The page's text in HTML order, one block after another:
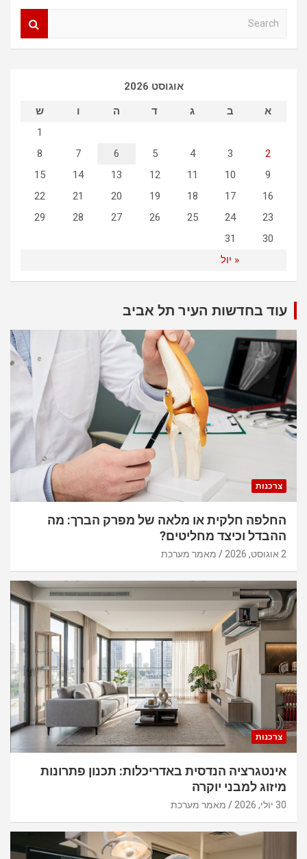
אוגוסט 2026
א
ב ג ד ה ו ש
« יול
1
2
3
4
5
6
7
8
9
10
11
12
13
14
15
16
17
18
19
20
21
22
23
24
25
26
27
28
29
30
31
עוד בחדשות העיר תל אביב
צרכנות
החלפה חלקית או מלאה של מפרק הברך: מה
ההבדל וכיצד מחליטים?
2 אוגוסט, 2026 מאמר מערכת
צרכנות
אינטגרציה הנדסית באדריכלות: תכנון פתרונות
מיזוג למבני יוקרה
30 יולי, 2026 מאמר מערכת